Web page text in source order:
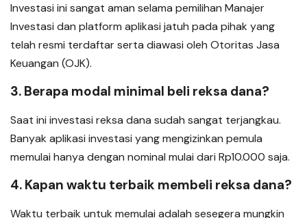
Investasi ini sangat aman selama pemilihan Manajer
Investasi dan platform aplikasi jatuh pada pihak yang
telah resmi terdaftar serta diawasi oleh Otoritas Jasa
Keuangan (OJK).
3. Berapa modal minimal beli reksa dana?
Saat ini investasi reksa dana sudah sangat terjangkau.
Banyak aplikasi investasi yang mengizinkan pemula
memulai hanya dengan nominal mulai dari Rp10.000 saja.
4. Kapan waktu terbaik membeli reksa dana?
Waktu terbaik untuk memulai adalah sesegera mungkin